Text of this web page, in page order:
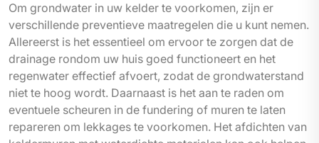
Om grondwater in uw kelder te voorkomen, zijn er
verschillende preventieve maatregelen die u kunt nemen.
Allereerst is het essentieel om ervoor te zorgen dat de
drainage rondom uw huis goed functioneert en het
regenwater effectief afvoert, zodat de grondwaterstand
niet te hoog wordt. Daarnaast is het aan te raden om
eventuele scheuren in de fundering of muren te laten
repareren om lekkages te voorkomen. Het afdichten van